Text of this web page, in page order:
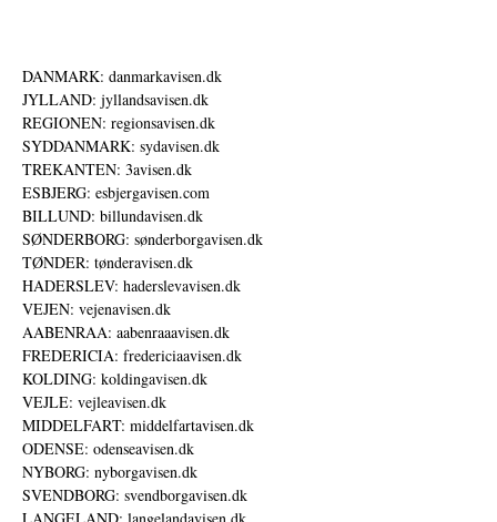
DANMARK: danmarkavisen.dk
JYLLAND: jyllandsavisen.dk
REGIONEN: regionsavisen.dk
SYDDANMARK: sydavisen.dk
TREKANTEN: 3avisen.dk
ESBJERG: esbjergavisen.com
BILLUND: billundavisen.dk
SØNDERBORG: sønderborgavisen.dk
TØNDER: tønderavisen.dk
HADERSLEV: haderslevavisen.dk
VEJEN: vejenavisen.dk
AABENRAA: aabenraaavisen.dk
FREDERICIA: fredericiaavisen.dk
KOLDING: koldingavisen.dk
VEJLE: vejleavisen.dk
MIDDELFART: middelfartavisen.dk
ODENSE: odenseavisen.dk
NYBORG: nyborgavisen.dk
SVENDBORG: svendborgavisen.dk